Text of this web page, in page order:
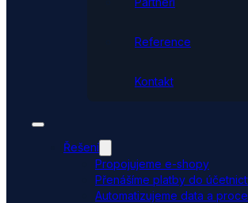
Reference
Kontakt
Řešení
Propojujeme e-shopy
Přenášíme platby do
Automatizujeme data a